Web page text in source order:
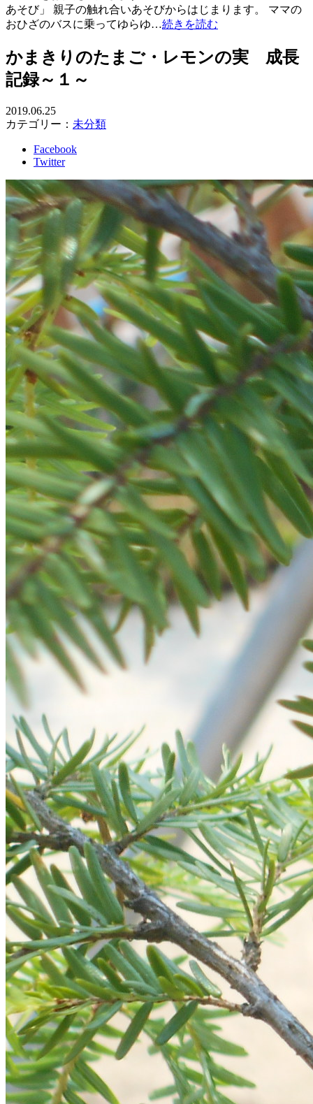
あそび」 親子の触れ合いあそびからはじまります。 ママの
おひざのバスに乗ってゆらゆ…続きを読む
かまきりのたまご・レモンの実 成長
記録～１～
2019.06.25
カテゴリー： 未分類
Facebook
Twitter